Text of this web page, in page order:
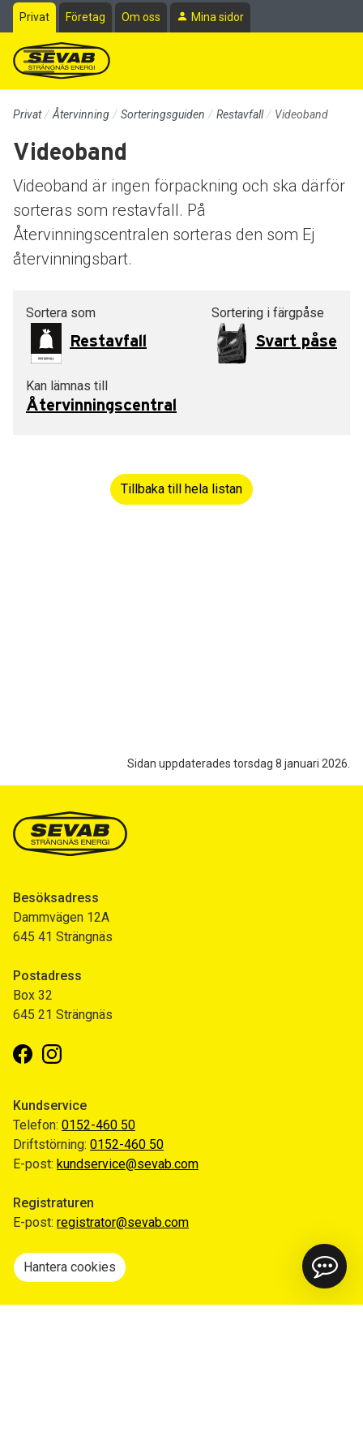
Till sidans huvudinnehåll
Privat Företag Om oss Mina sidor
Privat Återvinning Sorteringsguiden Restavfall Videoband
Videoband
Videoband är ingen förpackning och ska därför
sorteras som restavfall. På
Återvinningscentralen sorteras den som Ej
återvinningsbart.
Sortera som
Restavfall
Sortering i färgpåse
Svart påse
Kan lämnas till
Återvinningscentral
Tillbaka till hela listan
Sidan uppdaterades torsdag 8 januari 2026.
Besöksadress
Dammvägen 12A
645 41 Strängnäs
Postadress
Box 32
645 21 Strängnäs
FacebookInstagram
Kundservice
Telefon: 0152-460 50
Driftstörning: 0152-460 50
E-post: kundservice@sevab.com
Registraturen
E-post: registrator@sevab.com
Hantera cookies